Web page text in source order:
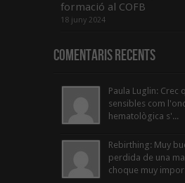
formació al COFB
18 juny 2024
Comentaris Recents
Paula Luglin: Crec
sensibles com
hematològica s'...
Rebirthing: Muy
perdida de una
choque muy